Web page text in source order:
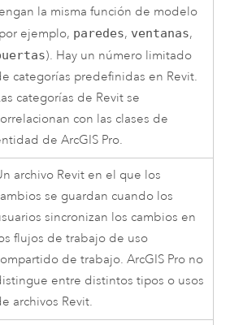
la misma función de modelo
ejemplo, paredes, ventanas,
). Hay un número limitado
categorías predefinidas en Revit.
categorías de Revit se
con las clases de
deArcGIS Pro.
archivo Revit en el que los
se guardan cuando los
sincronizan los cambios en
flujos de trabajo de uso
de trabajo.ArcGIS Pro no
entre distintos tipos o usos
archivos Revit.